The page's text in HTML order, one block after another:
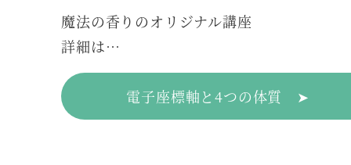
魔法の香りのオリジナル講座
詳細は…
電子座標軸と4つの体質 ➤